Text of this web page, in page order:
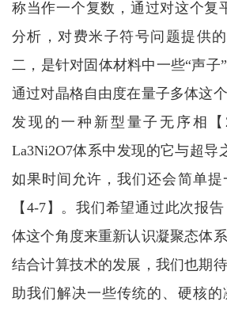
称当作一个复数，通过对这个复
分析，对费米子符号问题提供
二，是针对固体材料中一些“声子
通过对晶格自由度在量子多体这
发现的一种新型量子无序相【
La3Ni2O7体系中发现的它与超导
如果时间允许，我们还会简单
【4-7】。我们希望通过此次报
体这个角度来重新认识凝聚态体
结合计算技术的发展，我们也期
助我们解决一些传统的、硬核的